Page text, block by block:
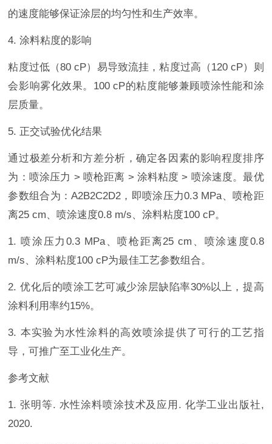
的速度能够保证涂层的均匀性和生产效率。
4. 涂料粘度的影响
粘度过低（80 cP）易导致流挂，粘度过高（120 cP）则
会影响雾化效果。100 cP的粘度能够兼顾喷涂性能和涂
层质量。
5. 正交试验优化结果
通过极差分析和方差分析，确定各因素的影响程度排序
为：喷涂压力 > 喷枪距离 > 涂料粘度 > 喷涂速度。最优
参数组合为：A2B2C2D2，即喷涂压力0.3 MPa、喷枪距
离25 cm、喷涂速度0.8 m/s、涂料粘度100 cP。
1. 喷涂压力0.3 MPa、喷枪距离25 cm、喷涂速度0.8
m/s、涂料粘度100 cP为最佳工艺参数组合。
2. 优化后的喷涂工艺可减少涂层缺陷率30%以上，提高
涂料利用率约15%。
3. 本实验为水性涂料的高效喷涂提供了可行的工艺指
导，可推广至工业化生产。
参考文献
1. 张明等. 水性涂料喷涂技术及应用. 化学工业出版社,
2020.